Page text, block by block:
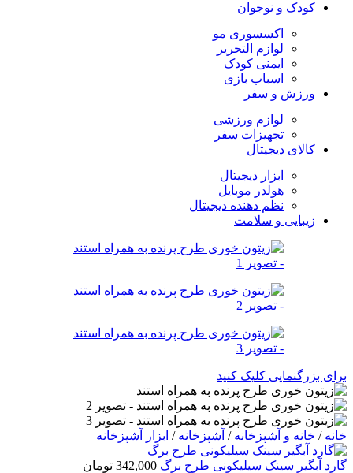
کودک و نوجوان
اکسسوری مو
لوازم التحریر
ایمنی کودک
اسباب بازی
ورزش و سفر
لوازم ورزشی
تجهیزات سفر
کالای دیجیتال
ابزار دیجیتال
هولدر موبایل
نظم دهنده دیجیتال
زیبایی و سلامت
برای بزرگنمایی کلیک کنید
خانه/ خانه و آشپزخانه/ آشپزخانه/ ابزار آشپزخانه
گارد آبگیر سینک سیلیکونی طرح برگ 342,000 تومان